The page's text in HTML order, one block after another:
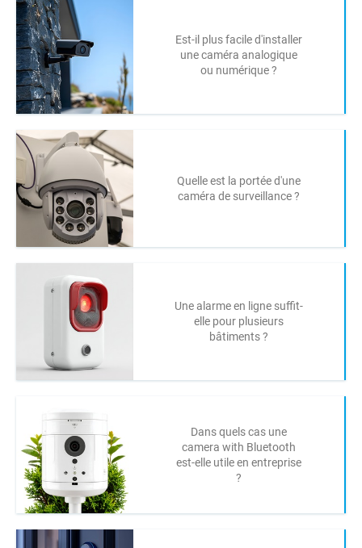
Est-il plus facile d'installer
une caméra analogique
ou numérique ?
Quelle est la portée d'une
caméra de surveillance ?
Une alarme en ligne suffit-
elle pour plusieurs
bâtiments ?
Dans quels cas une
camera with Bluetooth
est-elle utile en entreprise
?